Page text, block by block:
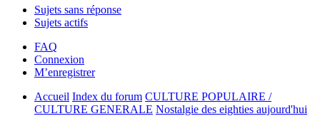
Sujets sans réponse
Sujets actifs
FAQ
Connexion
M’enregistrer
Accueil Index du forum CULTURE POPULAIRE /
CULTURE GENERALE Nostalgie des eighties aujourd'hui